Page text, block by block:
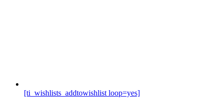
[ti_wishlists_addtowishlist loop=yes]